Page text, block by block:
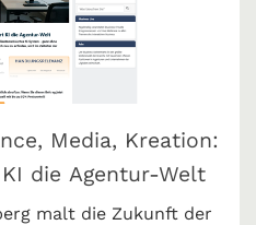
Media, Kreation:
die Agentur-Welt
malt die Zukunft der